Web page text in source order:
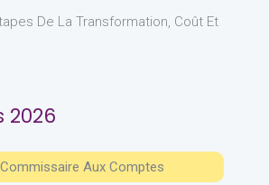
De La Transformation, Coût Et
2026
Aux Comptes